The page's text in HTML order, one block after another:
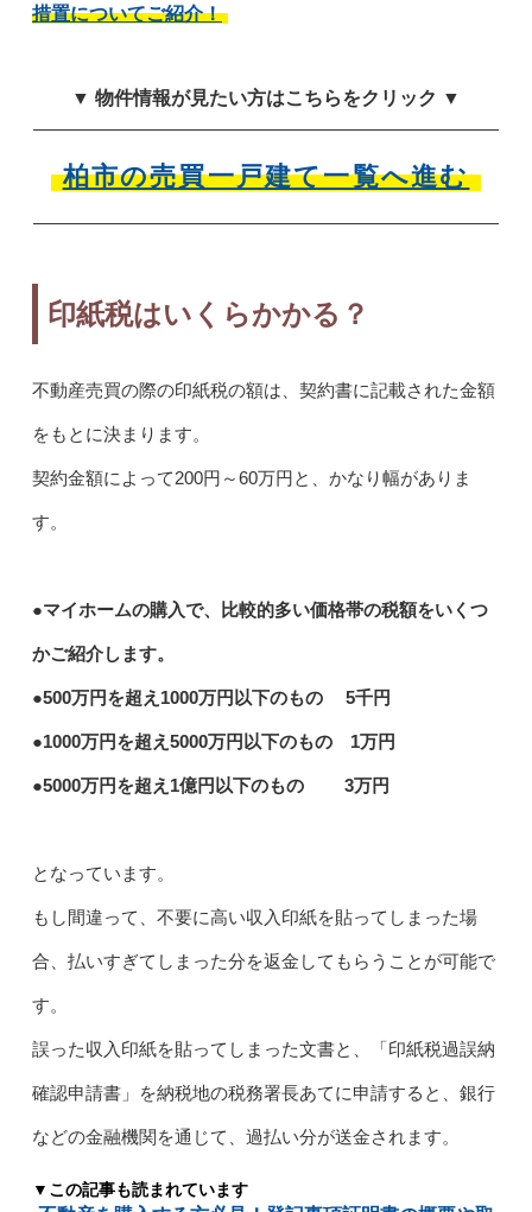
措置についてご紹介！
▼ 物件情報が見たい方はこちらをクリック ▼
柏市の売買一戸建て一覧へ進む
印紙税はいくらかかる？
不動産売買の際の印紙税の額は、契約書に記載された金額
をもとに決まります。
契約金額によって200円～60万円と、かなり幅がありま
す。
●マイホームの購入で、比較的多い価格帯の税額をいくつ
かご紹介します。
●500万円を超え1000万円以下のもの 5千円
●1000万円を超え5000万円以下のもの 1万円
●5000万円を超え1億円以下のもの 3万円
となっています。
もし間違って、不要に高い収入印紙を貼ってしまった場
合、払いすぎてしまった分を返金してもらうことが可能で
す。
誤った収入印紙を貼ってしまった文書と、「印紙税過誤納
確認申請書」を納税地の税務署長あてに申請すると、銀行
などの金融機関を通じて、過払い分が送金されます。
▼この記事も読まれています